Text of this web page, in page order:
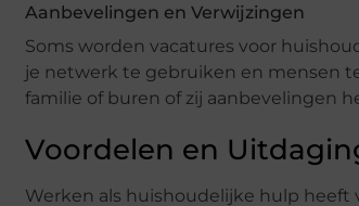
Aanbevelingen en Verwijzingen
Soms worden vacatures voor
je netwerk te gebruiken en mensen
familie of buren of zij aanbevelingen
Voordelen en
Werken als huishoudelijke hulp